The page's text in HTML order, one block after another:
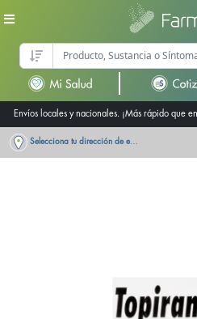
Envíos locales y nacionales. ¡Más rápido que
Selecciona tu dirección de entrega